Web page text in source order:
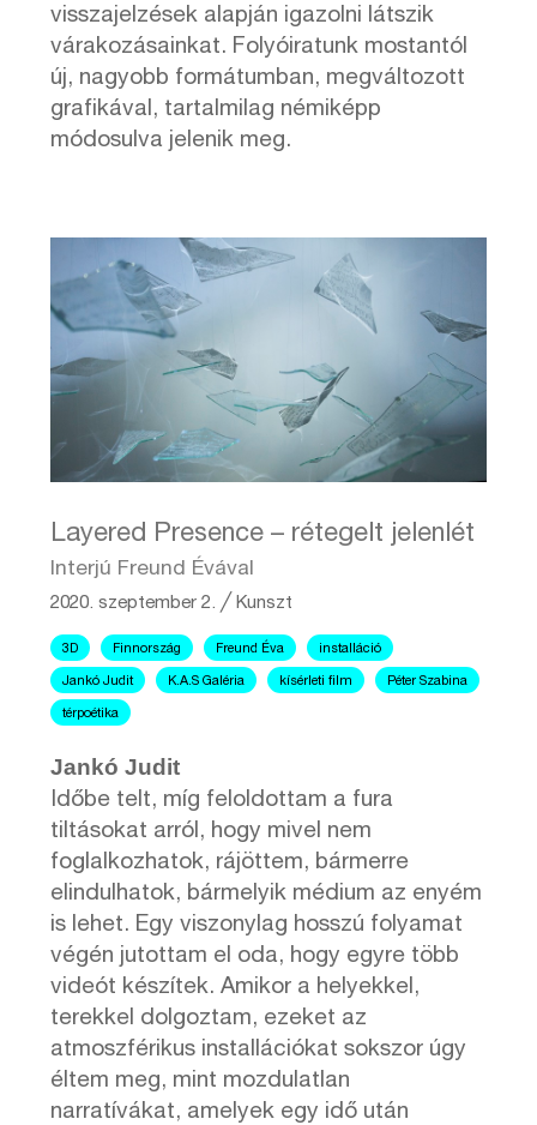
visszajelzések alapján igazolni látszik
várakozásainkat. Folyóiratunk mostantól
új, nagyobb formátumban, megváltozott
grafikával, tartalmilag némiképp
módosulva jelenik meg.
Layered Presence – rétegelt jelenlét
Interjú Freund Évával
2020. szeptember 2. ╱ Kunszt
3D Finnország Freund Éva installáció
Jankó Judit K.A.S Galéria kísérleti film Péter Szabina
térpoétika
Jankó Judit
Időbe telt, míg feloldottam a fura
tiltásokat arról, hogy mivel nem
foglalkozhatok, rájöttem, bármerre
elindulhatok, bármelyik médium az enyém
is lehet. Egy viszonylag hosszú folyamat
végén jutottam el oda, hogy egyre több
videót készítek. Amikor a helyekkel,
terekkel dolgoztam, ezeket az
atmoszférikus installációkat sokszor úgy
éltem meg, mint mozdulatlan
narratívákat, amelyek egy idő után